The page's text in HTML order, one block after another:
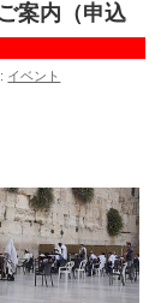
案内（申込
イベント